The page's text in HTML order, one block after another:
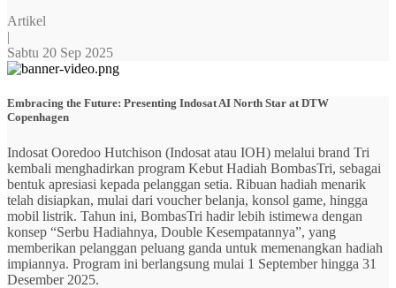
Artikel
|
Sabtu 20 Sep 2025
Embracing the Future: Presenting Indosat AI North Star at DTW
Copenhagen
Indosat Ooredoo Hutchison (Indosat atau IOH) melalui brand Tri
kembali menghadirkan program Kebut Hadiah BombasTri, sebagai
bentuk apresiasi kepada pelanggan setia. Ribuan hadiah menarik
telah disiapkan, mulai dari voucher belanja, konsol game, hingga
mobil listrik. Tahun ini, BombasTri hadir lebih istimewa dengan
konsep “Serbu Hadiahnya, Double Kesempatannya”, yang
memberikan pelanggan peluang ganda untuk memenangkan hadiah
impiannya. Program ini berlangsung mulai 1 September hingga 31
Desember 2025.